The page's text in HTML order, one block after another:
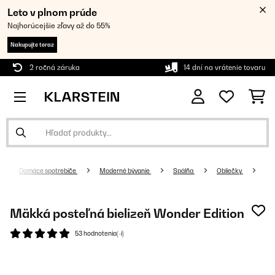
Leto v plnom prúde
Najhorúcejšie zľavy až do 55%
Nakupujte teraz
2 ročná záruka 14 dní na vrátenie tovaru
Domáce spotrebiče Moderné bývanie Spálňa Obliečky
Mäkká posteľná bielizeň Wonder Edition
53 hodnotenia(-í)